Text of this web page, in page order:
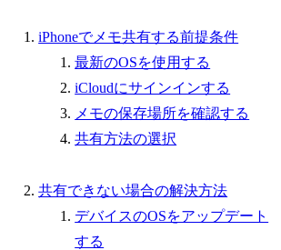
iPhoneでメモ共有する前提条件
最新のOSを使用する
iCloudにサインインする
メモの保存場所を確認する
共有方法の選択
共有できない場合の解決方法
デバイスのOSをアップデート
する